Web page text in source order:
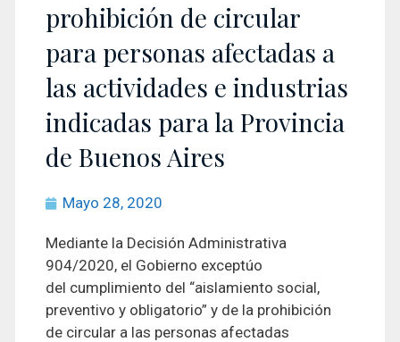
prohibición de circular
para personas afectadas a
las actividades e industrias
indicadas para la Provincia
de Buenos Aires
Mayo 28, 2020
Mediante la Decisión Administrativa
904/2020, el Gobierno exceptúo
del cumplimiento del “aislamiento social,
preventivo y obligatorio” y de la prohibición
de circular a las personas afectadas